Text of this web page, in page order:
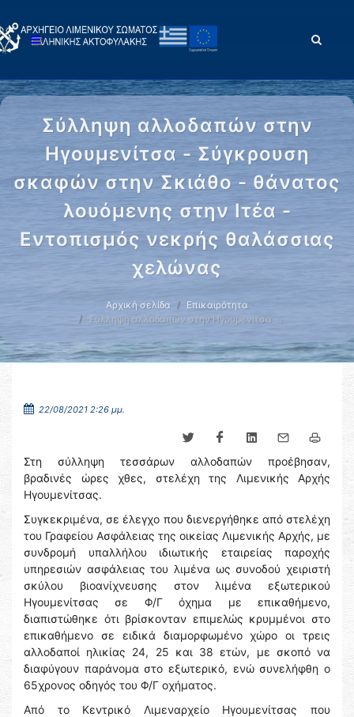
Σύλληψη αλλοδαπών στην
Ηγουμενίτσα - Σύγκρουση
σκαφών στην Σκιάθο - θάνατος
λουόμενης στην Ιτέα -
Εντοπισμός νεκρής θαλάσσιας
χελώνας
Αρχική σελίδα
Επικαιρότητα
Σύλληψη αλλοδαπών στην Ηγουμενίτσα …
22/08/2021 2:26 μμ.
Στη σύλληψη τεσσάρων αλλοδαπών προέβησαν,
βραδινές ώρες χθες, στελέχη της Λιμενικής Αρχής
Ηγουμενίτσας.
Συγκεκριμένα, σε έλεγχο που διενεργήθηκε από στελέχη
του Γραφείου Ασφάλειας της οικείας Λιμενικής Αρχής, με
συνδρομή υπαλλήλου ιδιωτικής εταιρείας παροχής
υπηρεσιών ασφάλειας του λιμένα ως συνοδού χειριστή
σκύλου βιοανίχνευσης στον λιμένα εξωτερικού
Ηγουμενίτσας σε Φ/Γ όχημα με επικαθήμενο,
διαπιστώθηκε ότι βρίσκονταν επιμελώς κρυμμένοι στο
επικαθήμενο σε ειδικά διαμορφωμένο χώρο οι τρεις
αλλοδαποί ηλικίας 24, 25 και 38 ετών, με σκοπό να
διαφύγουν παράνομα στο εξωτερικό, ενώ συνελήφθη ο
65χρονος οδηγός του Φ/Γ οχήματος.
Από το Κεντρικό Λιμεναρχείο Ηγουμενίτσας που